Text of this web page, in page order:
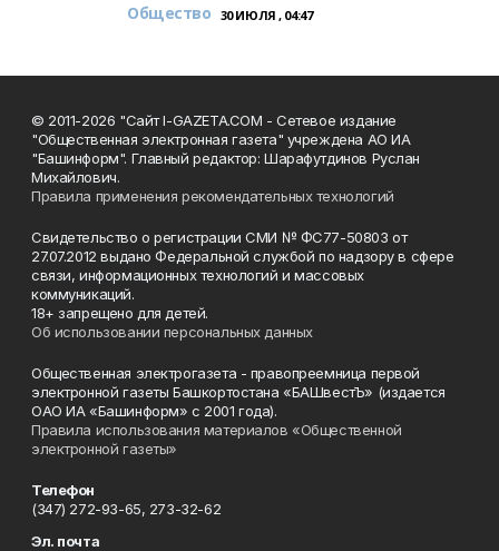
Общество 30 ИЮЛЯ , 04:47
© 2011-2026 "Сайт I-GAZETA.COM - Сетевое издание
"Общественная электронная газета" учреждена АО ИА
"Башинформ". Главный редактор: Шарафутдинов Руслан
Михайлович.
Правила применения рекомендательных технологий
Свидетельство о регистрации СМИ № ФС77-50803 от
27.07.2012 выдано Федеральной службой по надзору в сфере
связи, информационных технологий и массовых
коммуникаций.
18+ запрещено для детей.
Об использовании персональных данных
Общественная электрогазета - правопреемница первой
электронной газеты Башкортостана «БАШвестЪ» (издается
ОАО ИА «Башинформ» с 2001 года).
Правила использования материалов «Общественной
электронной газеты»
Телефон
(347) 272-93-65, 273-32-62
Эл. почта